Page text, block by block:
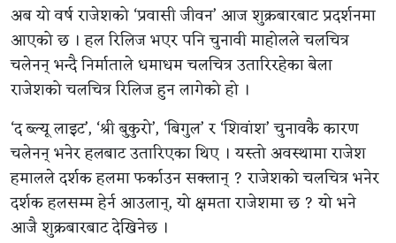
अब यो वर्ष राजेशको ‘प्रवासी जीवन’ आज शुक्रबारबाट प्रदर्शनमा
आएको छ । हल रिलिज भएर पनि चुनावी माहोलले चलचित्र
चलेनन् भन्दै निर्माताले धमाधम चलचित्र उतारिरहेका बेला
राजेशको चलचित्र रिलिज हुन लागेको हो ।
‘द ब्ल्यू लाइट’, ‘श्री बुकुरो’, ‘बिगुल’ र ‘शिवांश’ चुनावकै कारण
चलेनन् भनेर हलबाट उतारिएका थिए । यस्तो अवस्थामा राजेश
हमालले दर्शक हलमा फर्काउन सक्लान् ? राजेशको चलचित्र भनेर
दर्शक हलसम्म हेर्न आउलान्, यो क्षमता राजेशमा छ ? यो भने
आजै शुक्रबारबाट देखिनेछ ।